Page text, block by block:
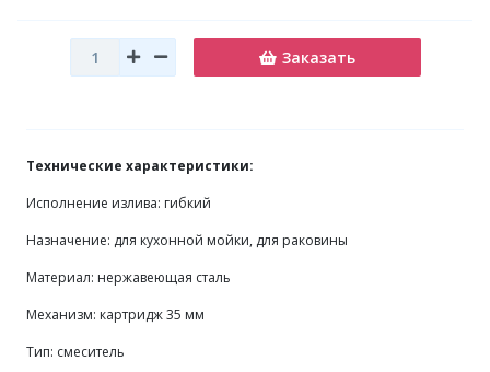
Заказать
Технические характеристики:
Исполнение излива: гибкий
Назначение: для кухонной мойки, для раковины
Материал: нержавеющая сталь
Механизм: картридж 35 мм
Тип: смеситель